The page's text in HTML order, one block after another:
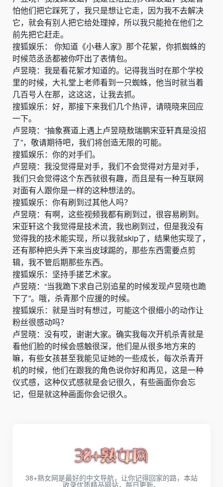
怕他们把它踩死了，我只是想让它走，因为我不去解决
它，就会有别人把它给处理掉，所以我只能抢在他们之
前先把它赶走。
搜狐娱乐： 你知道《小巷人家》那个花絮，你抓蜘蛛的
时候范丞丞都被你吓出了表情包。
卢昱晓：我是看花絮才知道的。记得我当时在那个学校
里的时候，大礼堂上老师看到一只蜘蛛，他当时就当着
几百号人在那，这这这，让我去抓。
搜狐娱乐：好，那接下来我们几个热评，请晓晓来回应
一下。
卢昱晓：“抽象赛道上遇上卢昱晓敖瑞鹏宋亚轩真是没招
了”，敬请期待吧，我们将创造无限的可能。
搜狐娱乐：你的对手们。
卢昱晓：我没觉得是对手，我们不会觉得对方是对手，
我们只会觉得这个东西就很有趣，而且是有一种互联网
对面有人跟你是一样的这种想法的。
搜狐娱乐：你有刷到过其他人吗？
卢昱晓：有啊，这些视频我都有刷到过，很容易刷到。
宋亚轩这个我觉得是技术流，我也刷到过，但是我没有
觉得我的技术能实现，所以我就skip了，结果他实现了，
还有那种把头弄下来当皮球踢的，那些东西需要点剪
辑，我不管后期那些东西。
搜狐娱乐：坚持手搓艺术家。
卢昱晓：“当我跪下求自己别追星的时候发现卢昱晓也跪
下了”。哦，杀青那个应援的时候。
搜狐娱乐：就是当时有想过，可能这个很细小的动作让
粉丝很感动吗？
卢昱晓：没有哎，谢谢大家。确实我每次开机杀青就是
看他们脸的时候会感触很深，他们是从很多地方来的
嘛，有些女孩甚至我能见证她的一些成长，每次杀青开
机的时候，他们在跟我的角色说你好和再见，这是一种
仪式感，这种仪式感就是会记很久，有些画面你会忘
记，但是就这种画面你会记很久。
38+熟女网是最好的中文导航，让你记得回家的路，本站
收录优质精品网站，每日更新。